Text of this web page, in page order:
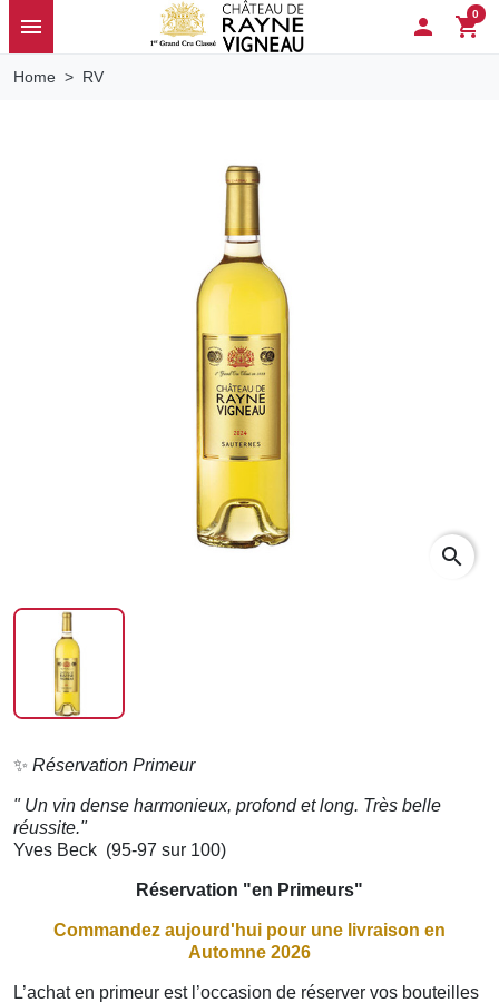
menu  shopping_cart
0
Home RV
search
✨ Réservation Primeur
" Un vin dense harmonieux, profond et long. Très belle
réussite."
Yves Beck (95-97 sur 100)
Réservation "en Primeurs"
Commandez aujourd'hui pour une livraison en
Automne 2026
L’achat en primeur est l’occasion de réserver vos bouteilles